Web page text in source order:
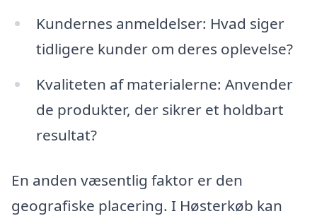
Kundernes anmeldelser: Hvad siger
tidligere kunder om deres oplevelse?
Kvaliteten af materialerne: Anvender
de produkter, der sikrer et holdbart
resultat?
En anden væsentlig faktor er den
geografiske placering. I Høsterkøb kan